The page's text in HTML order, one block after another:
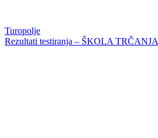
Turopolje
Rezultati testiranja – ŠKOLA TRČANJA